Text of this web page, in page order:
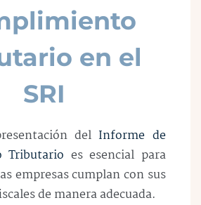
en el
SRI
del Informe de
Tributario es esencial para
empresas cumplan con sus
de manera adecuada.